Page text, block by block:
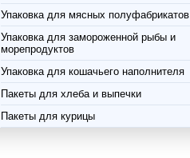
Упаковка для мясных полуфабрикатов
Упаковка для замороженной рыбы и
морепродуктов
Упаковка для кошачьего наполнителя
Пакеты для хлеба и выпечки
Пакеты для курицы